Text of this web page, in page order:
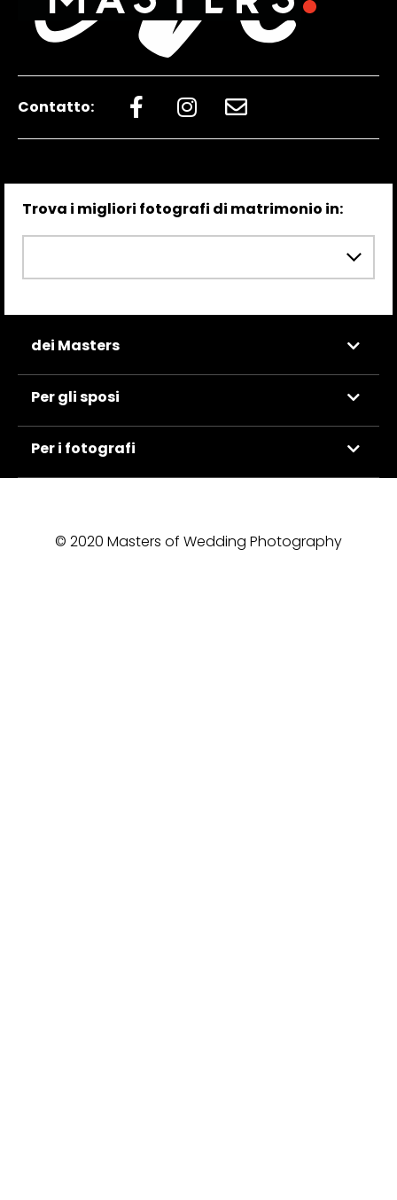
Contatto:
Trova i migliori fotografi di matrimonio in:
dei Masters
Per gli sposi
Per i fotografi
© 2020 Masters of Wedding Photography